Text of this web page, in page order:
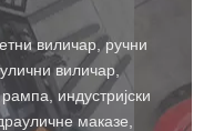
виличар, ручни
виличар,
индустријски
маказе,